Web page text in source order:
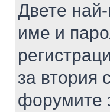
Двете
име и
за втория
форумите